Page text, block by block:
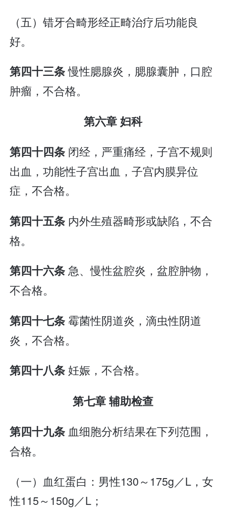
（五）错牙合畸形经正畸治疗后功能良
好。
第四十三条慢性腮腺炎，腮腺囊肿，口腔
肿瘤，不合格。
第六章 妇科
第四十四条 闭经，严重痛经，子宫不规则
出血，功能性子宫出血，子宫内膜异位
症，不合格。
第四十五条 内外生殖器畸形或缺陷，不合
格。
第四十六条急、慢性盆腔炎，盆腔肿物，
不合格。
第四十七条霉菌性阴道炎，滴虫性阴道
炎，不合格。
第四十八条妊娠，不合格。
第七章 辅助检查
第四十九条血细胞分析结果在下列范围，
合格。
（一）血红蛋白：男性130～175g／L，女
性115～150g／L；